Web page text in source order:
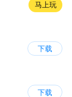
马上玩
下载
下载